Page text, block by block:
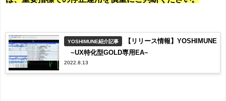
YOSHIMUNE紹介記事
【リリース情報】YOSHIMUNE
~UX特化型GOLD専用EA~
2022.8.13